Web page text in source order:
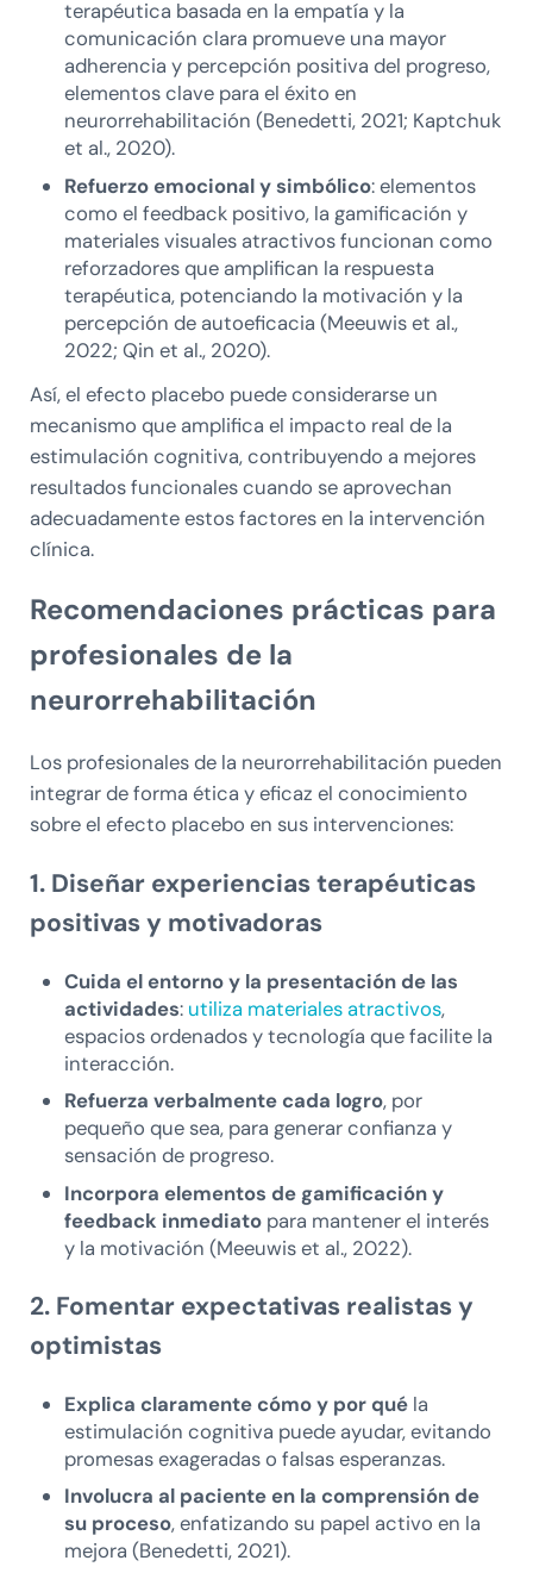
terapéutica basada en la empatía y la
comunicación clara promueve una mayor
adherencia y percepción positiva del progreso,
elementos clave para el éxito en
neurorrehabilitación (Benedetti, 2021; Kaptchuk
et al., 2020).
Refuerzo emocional y simbólico: elementos
como el feedback positivo, la gamificación y
materiales visuales atractivos funcionan como
reforzadores que amplifican la respuesta
terapéutica, potenciando la motivación y la
percepción de autoeficacia (Meeuwis et al.,
2022; Qin et al., 2020).
Así, el efecto placebo puede considerarse un
mecanismo que amplifica el impacto real de la
estimulación cognitiva, contribuyendo a mejores
resultados funcionales cuando se aprovechan
adecuadamente estos factores en la intervención
clínica.
Recomendaciones prácticas para
profesionales de la
neurorrehabilitación
Los profesionales de la neurorrehabilitación pueden
integrar de forma ética y eficaz el conocimiento
sobre el efecto placebo en sus intervenciones:
1. Diseñar experiencias terapéuticas
positivas y motivadoras
Cuida el entorno y la presentación de las
actividades: utiliza materiales atractivos,
espacios ordenados y tecnología que facilite la
interacción.
Refuerza verbalmente cada logro, por
pequeño que sea, para generar confianza y
sensación de progreso.
Incorpora elementos de gamificación y
feedback inmediato para mantener el interés
y la motivación (Meeuwis et al., 2022).
2. Fomentar expectativas realistas y
optimistas
Explica claramente cómo y por qué la
estimulación cognitiva puede ayudar, evitando
promesas exageradas o falsas esperanzas.
Involucra al paciente en la comprensión de
su proceso, enfatizando su papel activo en la
mejora (Benedetti, 2021).